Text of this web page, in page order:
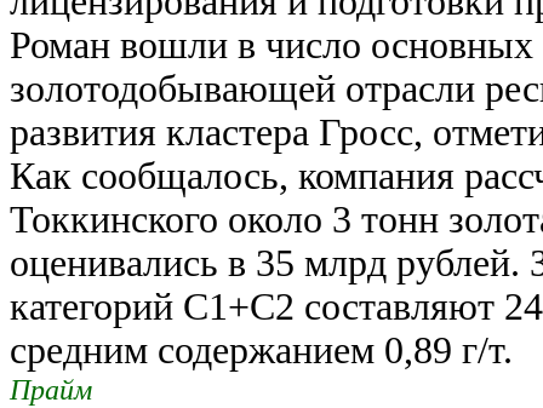
Роман вошли в число основных
золотодобывающей отрасли
развития кластера Гросс,
Как сообщалось, компания
Токкинского около 3 тонн
оценивались в 35 млрд рублей.
категорий С1+С2 составляют
средним содержанием 0,89 г/т.
Прайм